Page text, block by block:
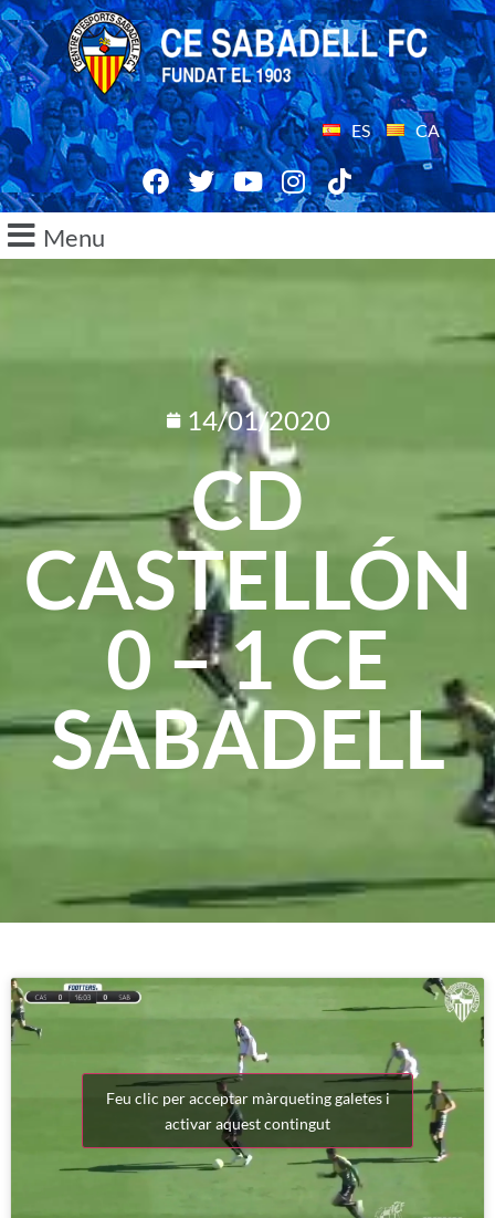
ES CA
Menu
14/01/2020
CD
CASTELLÓN
0 – 1 CE
SABADELL
Feu clic per acceptar màrqueting galetes i
activar aquest contingut